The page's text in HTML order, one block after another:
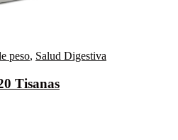
peso, Salud Digestiva
Tisanas